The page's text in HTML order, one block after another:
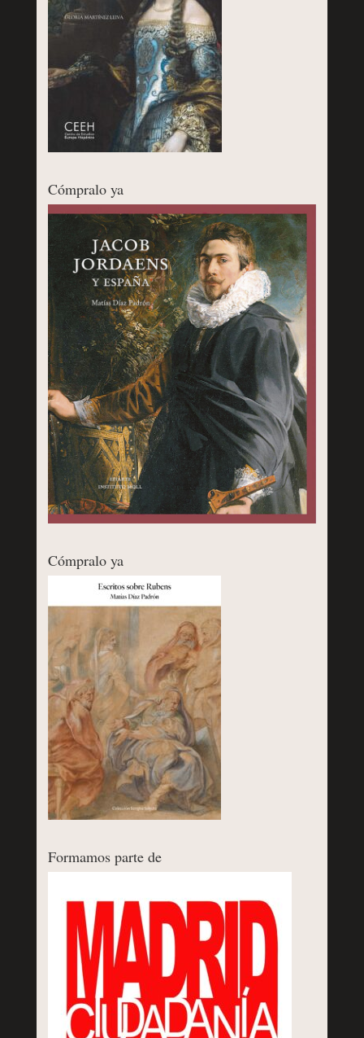
Cómpralo ya
Cómpralo ya
Formamos parte de